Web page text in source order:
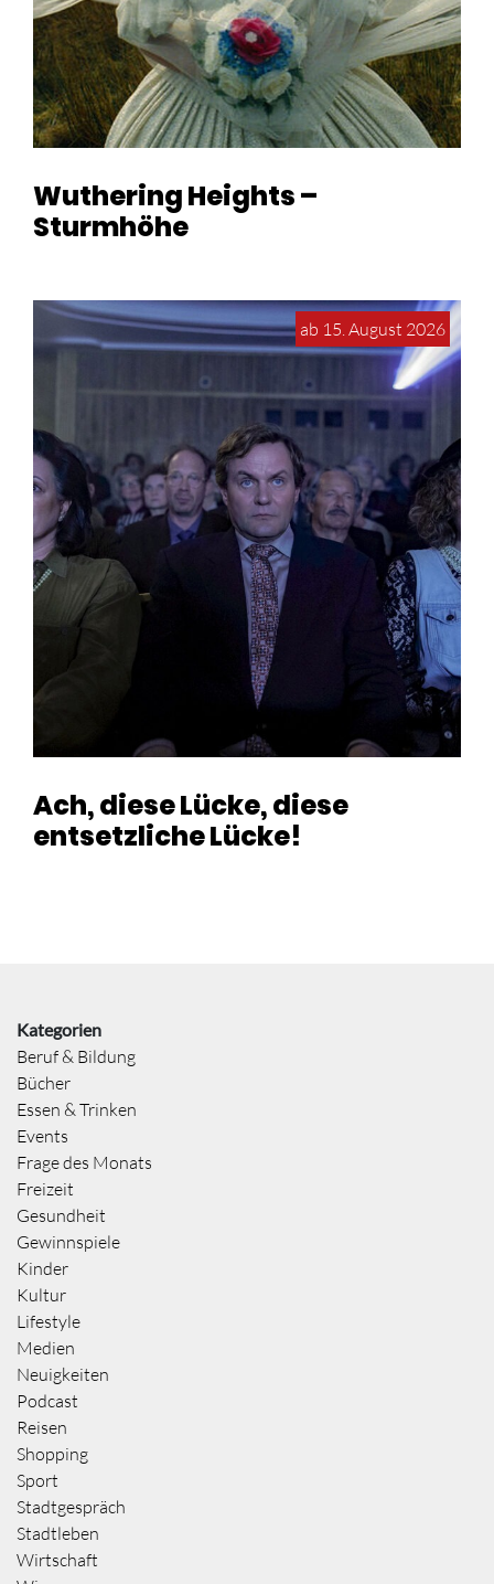
Wuthering Heights –
Sturmhöhe
ab 15. August 2026
Ach, diese Lücke, diese
entsetzliche Lücke!
Kategorien
Beruf & Bildung
Bücher
Essen & Trinken
Events
Frage des Monats
Freizeit
Gesundheit
Gewinnspiele
Kinder
Kultur
Lifestyle
Medien
Neuigkeiten
Podcast
Reisen
Shopping
Sport
Stadtgespräch
Stadtleben
Wirtschaft